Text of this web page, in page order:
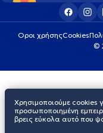
Οροι χρήσηςCookies
©
Χρησιμοποιούμε cookies
προσωποποιημένη
βρεις εύκολα αυτό που